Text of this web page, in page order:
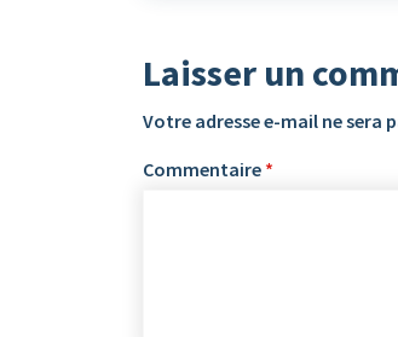
Laisser un
Votre adresse e-mail ne sera
Commentaire *